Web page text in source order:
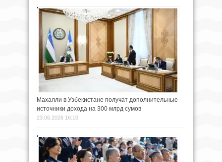
Махалли в Узбекистане получат дополнительные
источники дохода на 300 млрд сумов
23.06.2026 16:10